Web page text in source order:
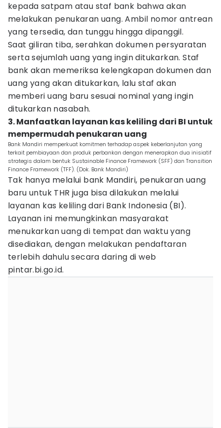
kepada satpam atau staf bank bahwa akan
melakukan penukaran uang. Ambil nomor antrean
yang tersedia, dan tunggu hingga dipanggil.
Saat giliran tiba, serahkan dokumen persyaratan
serta sejumlah uang yang ingin ditukarkan. Staf
bank akan memeriksa kelengkapan dokumen dan
uang yang akan ditukarkan, lalu staf akan
memberi uang baru sesuai nominal yang ingin
ditukarkan nasabah.
3. Manfaatkan layanan kas keliling dari BI untuk
mempermudah penukaran uang
Bank Mandiri memperkuat komitmen terhadap aspek keberlanjutan yang
terkait pembiayaan dan produk perbankan dengan menerapkan dua inisiatif
strategis dalam bentuk Sustainable Finance Framework (SFF) dan Transition
Finance Framework (TFF). (Dok. Bank Mandiri)
Tak hanya melalui bank Mandiri, penukaran uang
baru untuk THR juga bisa dilakukan melalui
layanan kas keliling dari Bank Indonesia (BI).
Layanan ini memungkinkan masyarakat
menukarkan uang di tempat dan waktu yang
disediakan, dengan melakukan pendaftaran
terlebih dahulu secara daring di web
pintar.bi.go.id.